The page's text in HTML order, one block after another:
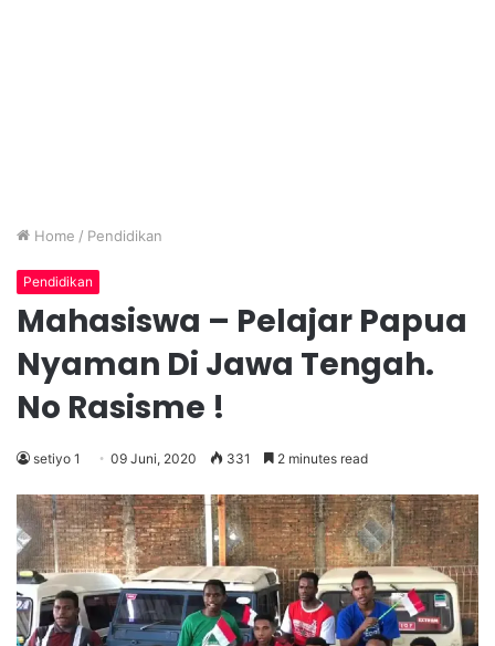
Home / Pendidikan
Pendidikan
Mahasiswa – Pelajar Papua
Nyaman Di Jawa Tengah.
No Rasisme !
setiyo 1 09 Juni, 2020 331 2 minutes read